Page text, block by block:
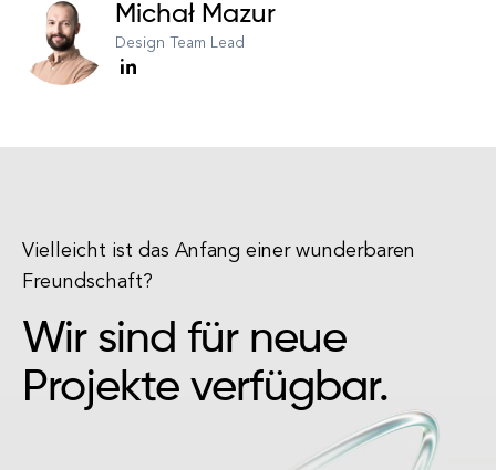
Michał Mazur
Design Team Lead
Vielleicht ist das Anfang einer wunderbaren
Freundschaft?
Wir sind für neue
Projekte verfügbar.